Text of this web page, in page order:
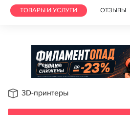
ТОВАРЫ И УСЛУГИ ОТЗЫВЫ
Реклама
3D-принтеры